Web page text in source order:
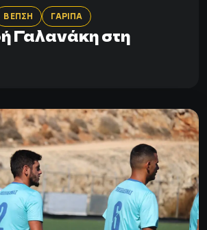
Β ΕΠΣΗ ΓΑΡΙΠΑ
Γαλανάκη στη